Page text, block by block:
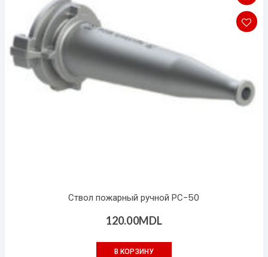
Ствол пожарный ручной РС-50
120.00MDL
В КОРЗИНУ